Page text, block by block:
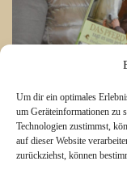
Um dir ein optimales
um Geräteinformationen zu
Technologien zustimmst,
auf dieser Website
zurückziehst, können